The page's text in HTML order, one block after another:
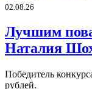
02.08.26
Лучшим
Наталия
Победитель
рублей.